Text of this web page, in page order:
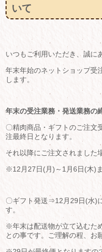
いて
いつもご利用いただき、誠に
年末年始のネットショップ受
します。
年末の受注業務・発送業務の
〇精肉商品・ギフトのご注
注最終日となります。
それ以降にご注文されました
※12月27日(月)～1月6日(木)
〇ギフト発送⇒12月29日(水)
す。
※年末は配送物が立て込むた
との事です。ご理解の程、お